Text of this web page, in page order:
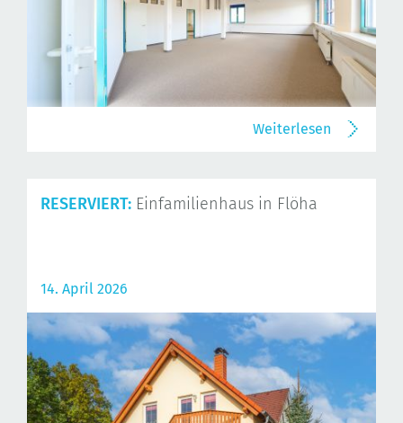
Weiterlesen
RESERVIERT: Einfamilienhaus in Flöha
14. April 2026